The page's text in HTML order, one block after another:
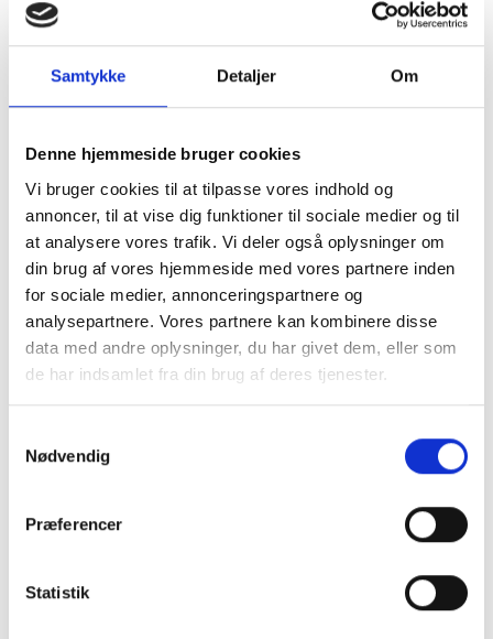
Samtykke Detaljer Om
Denne hjemmeside bruger cookies
Vi bruger cookies til at tilpasse vores indhold og
annoncer, til at vise dig funktioner til sociale medier og til
at analysere vores trafik. Vi deler også oplysninger om
din brug af vores hjemmeside med vores partnere inden
for sociale medier, annonceringspartnere og
analysepartnere. Vores partnere kan kombinere disse
data med andre oplysninger, du har givet dem, eller som
de har indsamlet fra din brug af deres tjenester.
Nødvendig
Præferencer
Statistik
SkatteInform påtager sig ikke ansvar for dispositioner,
der måtte træffes på baggrund af dette nyhedsbrev
uden forudgående rådgivning. Vi påtager os ligeledes
ikke ansvar for fejl og mangler.